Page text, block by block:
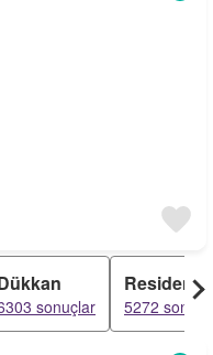
sonuçlar
Residence
5272 sonuçlar